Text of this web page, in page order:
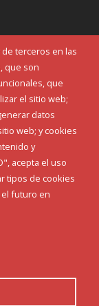
terceros en las
que son
que
el sitio web;
datos
web; y cookies
y
acepta el uso
tipos de cookies
futuro en